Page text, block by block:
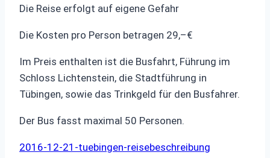
Die Reise erfolgt auf eigene Gefahr
Die Kosten pro Person betragen 29,–€
Im Preis enthalten ist die Busfahrt, Führung im
Schloss Lichtenstein, die Stadtführung in
Tübingen, sowie das Trinkgeld für den Busfahrer.
Der Bus fasst maximal 50 Personen.
2016-12-21-tuebingen-reisebeschreibung